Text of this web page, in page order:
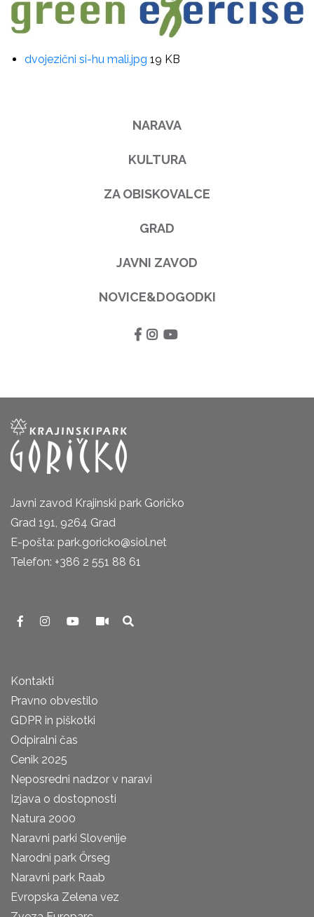
dvojezični si-hu mali.jpg 19 KB
NARAVA
KULTURA
ZA OBISKOVALCE
GRAD
JAVNI ZAVOD
NOVICE&DOGODKI
Javni zavod Krajinski park Goričko
Grad 191, 9264 Grad
E-pošta: park.goricko@siol.net
Telefon: +386 2 551 88 61
Kontakti
Pravno obvestilo
GDPR in piškotki
Odpiralni čas
Cenik 2025
Neposredni nadzor v naravi
Izjava o dostopnosti
Natura 2000
Naravni parki Slovenije
Narodni park Őrseg
Naravni park Raab
Evropska Zelena vez